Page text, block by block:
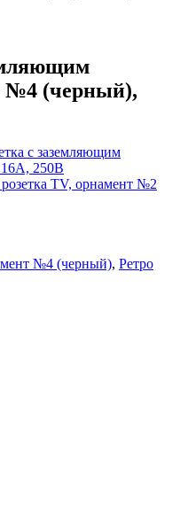
№4 (черный),
с заземляющим
250В
розетка TV, орнамент №2
№4 (черный), Ретро